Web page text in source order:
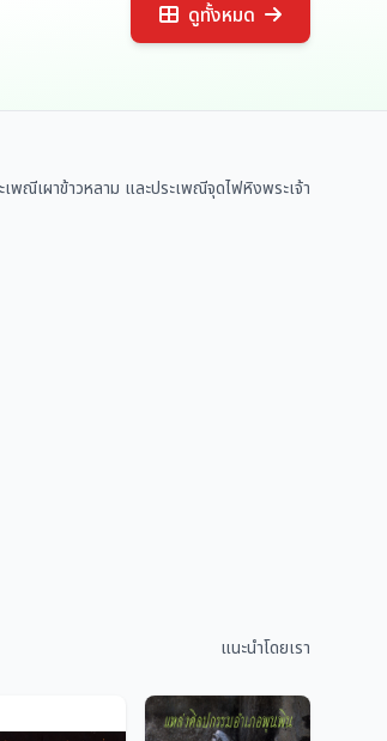
ดูทั้งหมด
ณีเผาข้าวหลาม และประเพณีจุดไฟหิงพระเจ้า
แนะนำโดยเรา